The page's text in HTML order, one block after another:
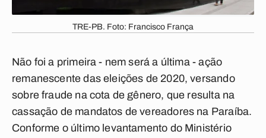
TRE-PB. Foto: Francisco França
Não foi a primeira - nem será a última - ação
remanescente das eleições de 2020, versando
sobre fraude na cota de gênero, que resulta na
cassação de mandatos de vereadores na Paraíba.
Conforme o último levantamento do Ministério